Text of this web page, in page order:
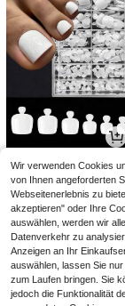
4,04€
Wir verwenden Cookies
von Ihnen angeforderten
Webseitenerlebnis zu
akzeptieren" oder Ihre
auswählen, werden wir
Datenverkehr zu
Anzeigen an Ihr
auswählen, lassen Sie
zum Laufen bringen. Sie
jedoch die Funktionalität